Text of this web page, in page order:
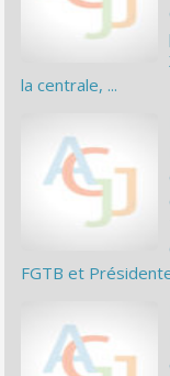
la centrale, ...
FGTB et